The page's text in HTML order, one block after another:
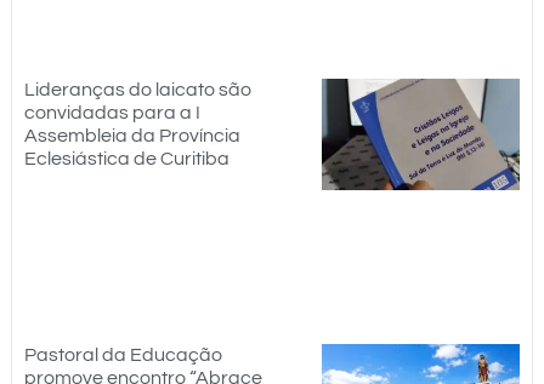
Lideranças do laicato são
convidadas para a I
Assembleia da Província
Eclesiástica de Curitiba
Pastoral da Educação
promove encontro “Abrace